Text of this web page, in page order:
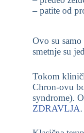
– patite od
Ovo su
smetnje su
Tokom
Chron-ovu
syndrome).
ZDRAVLJA.